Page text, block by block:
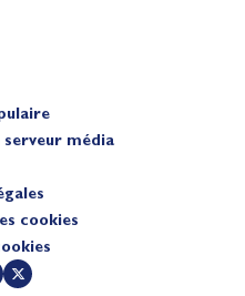
média
cookies